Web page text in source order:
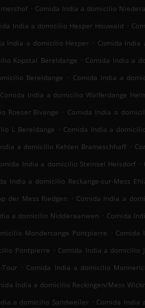
. Comida India a domicilio
India a domicilio Hesper Houwald .
India a domicilio Hesper . Comida
Kopstal Bereldange . Comida India a
Bereldange . Comida India a
Comida India a domicilio Walferdange
Roeser Bivange . Comida India a
L Bereldange . Comida India a
a domicilio Kehlen Brameschhaff .
India a domicilio Steinsel Heisdorf .
India a domicilio Reckange-sur-Mess
der Mess Riedgen . Comida India a
a domicilio Nidderaanwen . Comida
Mondercange Pontpierre . Comida
Pontpierre . Comida India a domicilio
. Comida India a domicilio
India a domicilio Reckingen/Mess
a domicilio Sandweiler . Comida India